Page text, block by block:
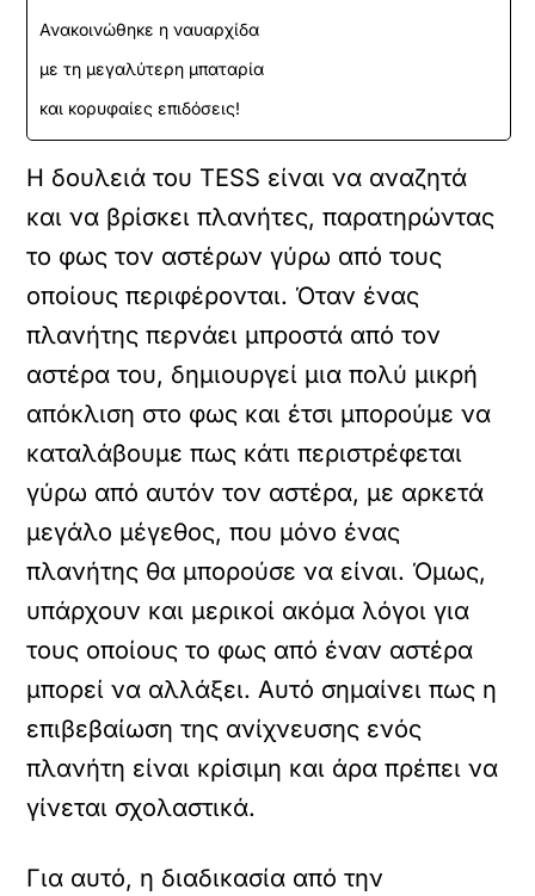
Ανακοινώθηκε η ναυαρχίδα
με τη μεγαλύτερη μπαταρία
και κορυφαίες επιδόσεις!
Η δουλειά του TESS είναι να αναζητά
και να βρίσκει πλανήτες, παρατηρώντας
το φως τον αστέρων γύρω από τους
οποίους περιφέρονται. Όταν ένας
πλανήτης περνάει μπροστά από τον
αστέρα του, δημιουργεί μια πολύ μικρή
απόκλιση στο φως και έτσι μπορούμε να
καταλάβουμε πως κάτι περιστρέφεται
γύρω από αυτόν τον αστέρα, με αρκετά
μεγάλο μέγεθος, που μόνο ένας
πλανήτης θα μπορούσε να είναι. Όμως,
υπάρχουν και μερικοί ακόμα λόγοι για
τους οποίους το φως από έναν αστέρα
μπορεί να αλλάξει. Αυτό σημαίνει πως η
επιβεβαίωση της ανίχνευσης ενός
πλανήτη είναι κρίσιμη και άρα πρέπει να
γίνεται σχολαστικά.
Για αυτό, η διαδικασία από την